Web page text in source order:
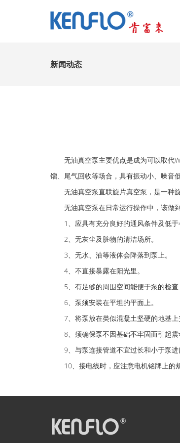
新闻动态
无油真空泵主要优点是成为可以取代
馏、尾气回收等场合，具有振动小、噪音
无油真空泵直联旋片真空泵，是一种旋
无油真空泵在日常运行操作中，该做到
1、应具有充分良好的通风条件及低于
2、无灰尘及脏物的清洁场所。
3、无水、油等液体会降落到泵上。
4、不直接暴露在阳光里。
5、有足够的周围空间能便于泵的检查
6、泵须安装在平坦的平面上。
7、将泵放在类似混凝土坚硬的地基上
8、须确保泵不因基础不牢固而引起震
9、与泵连接管道不宜过长和小于泵进
10、接电线时，应注意电机铭牌上的规